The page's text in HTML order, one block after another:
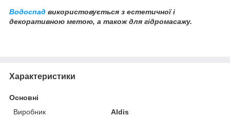
Водоспад використовується з естетичної і
декоративною метою, а також для гідромасажу.
Характеристики
Основні
Виробник
Aldis